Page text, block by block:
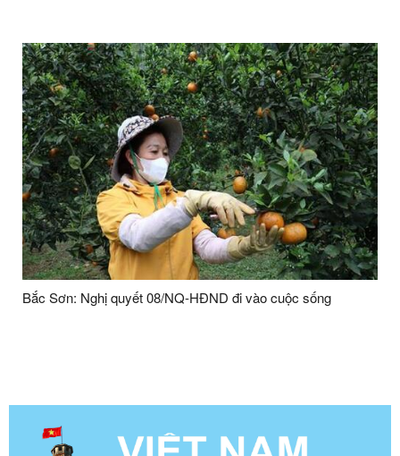
Bắc Sơn: Nghị quyết 08/NQ-HĐND đi vào cuộc sống